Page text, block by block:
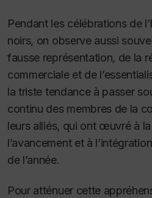
Pendant les célébrations de
noirs, on observe aussi
fausse représentation, de la
commerciale et de
la triste tendance à passer
continu des membres de la
leurs alliés, qui ont œuvré à
l’avancement et à
de l’année.
Pour atténuer cette